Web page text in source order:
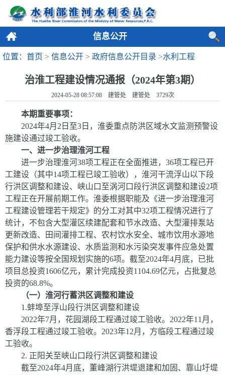
信息公开
位置：首页 > 信息公开 > 政府信息公开目录 >水利工程
治淮工程建设情况通报（2024年第3期）
2024-05-28 08:57:08 建管处 建管处 3729次
本期重要事项：
2024年4月 2 日至3 日，淮委重点防洪区域水文监测预警设
施建设通过竣工验收。
一、进一步治理淮河工程
进一步治理淮河38项工程正在全面推进， 36项工程已开
工建设 （其中14项工程已竣工验收），淮河干流浮山以下段
行洪区调整和建设、峡山口至涡河口段行洪区调整和建设2项
工程正在开展前期工作。 淮委根据职能及《进一步治理淮河
工程建设管理若干规定》的分工对其中32项工程情况进行了
统计， 不包含大型灌区续建配套和节水改造、大型灌排泵站
更新改造、田间灌排工程、农村饮水安全、城市饮用水源地
保护和供水水源建设、水质监测和水污染突发事件应急处置
能力建设等按全国规划实施的6项。截至2024年4月 底，已批
项目总投资1606亿元，累计完成投资1104.69亿元，占批复总
投资的68.8%。
（一）淮河行蓄洪区调整和建设
1 .蚌埠至浮山段行洪区调整和建设
2022年7月，花园湖段工程通过竣工验收。 2022年11 月，
香浮段工程通过竣工验收。 2023年12月，方临段工程通过竣
工验收。
2. 正阳关至峡山口段行洪区调整和建设
截至2024年4月底，董峰湖行洪堤退建和加固、靠山圩堤